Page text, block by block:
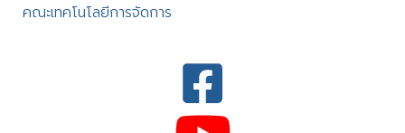
คณะเทคโนโลยีการจัดการ